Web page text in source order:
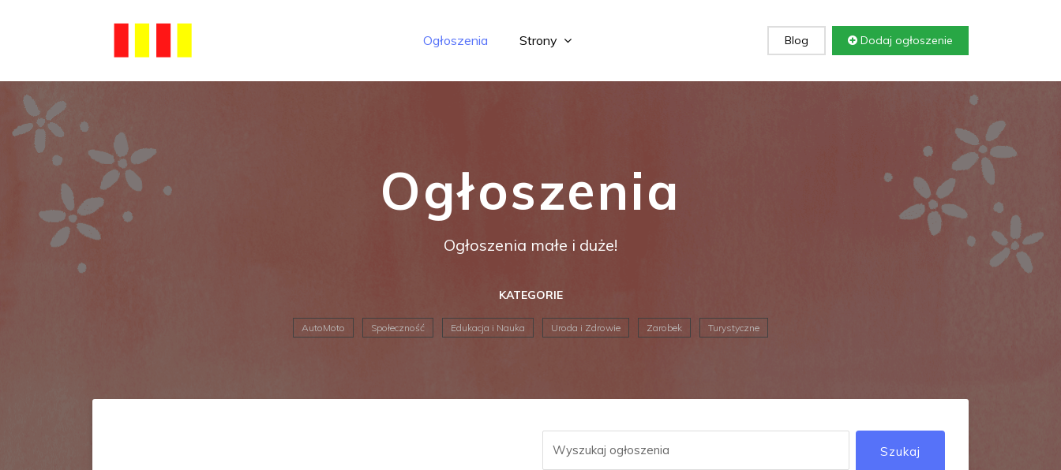
Ogłoszenia Strony Blog Dodaj ogłoszenie
Ogłoszenia
Ogłoszenia małe i duże!
KATEGORIE
AutoMoto Społeczność Edukacja i Nauka Uroda i Zdrowie Zarobek Turystyczne
Szukaj